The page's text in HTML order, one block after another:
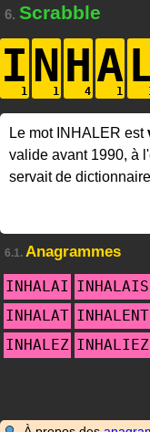
6. Scrabble
INHA
Le mot INHALER est
valide avant 1990, à
servait de
6.1. Anagrammes
INHALAI INHALAIS
INHALAT INHALENT
INHALEZ INHALIEZ